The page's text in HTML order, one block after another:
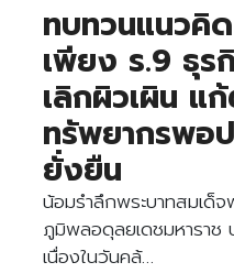
ทบทวนแนวคิ
เพียง ร.9 ธุร
เลิกผิวเผิน แ
ทรัพยากรพอ
ยั่งยืน
น้อมรำลึกพระบาทสมเด็จ
ภูมิพลอดุลยเดชมหารา
เนื่องในวันคล้…